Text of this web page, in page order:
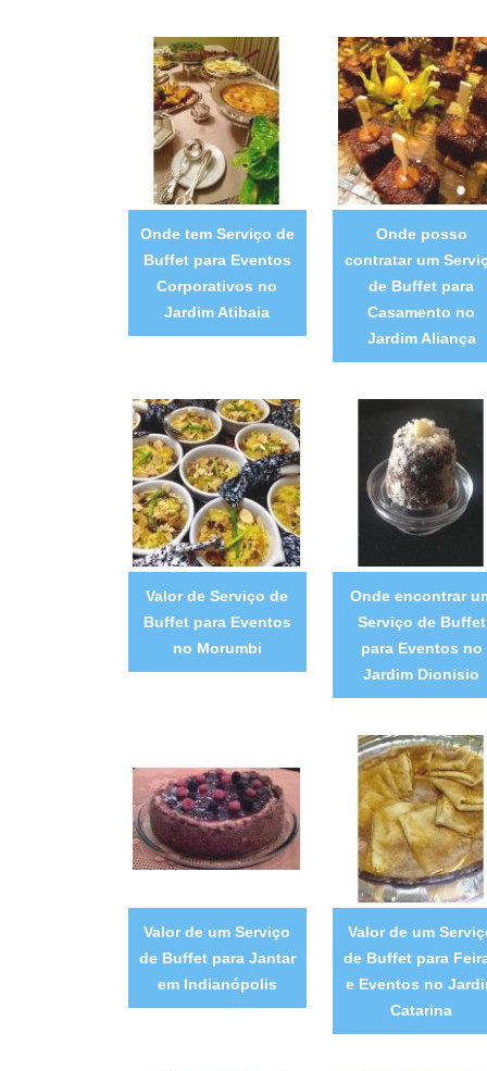
Onde tem Serviço de
Buffet para Eventos
Corporativos no
Jardim Atibaia
Onde posso
contratar um
de Buffet para
Casamento no
Jardim Aliança
Valor de Serviço de
Buffet para Eventos
no Morumbi
Onde encontrar
Serviço de Buffet
para Eventos no
Jardim Dionisio
Valor de um Serviço
de Buffet para Jantar
em Indianópolis
Valor de um
de Buffet para
e Eventos no
Catarina